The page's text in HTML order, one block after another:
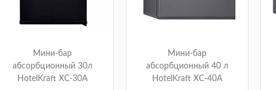
Мини-бар
абсорбционный 30л
HotelKraft XC-30A
Мини-бар
абсорбционный 40 л
HotelKraft XC-40A